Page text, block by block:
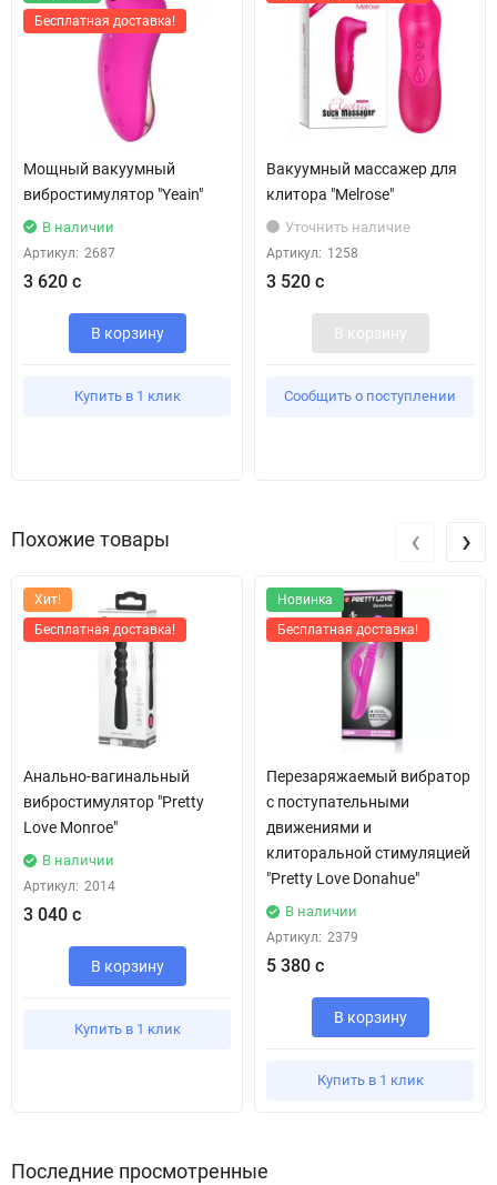
Бесплатная доставка!
Мощный вакуумный
вибростимулятор "Yeain"
В наличии
Артикул: 2687
3 620 с
В корзину
Купить в 1 клик
Вакуумный массажер для
клитора "Melrose"
Уточнить наличие
Артикул: 1258
3 520 с
В корзину
Сообщить о поступлении
Похожие товары
Хит!
Бесплатная доставка!
Анально-вагинальный
вибростимулятор "Pretty
Love Monroe"
В наличии
Артикул: 2014
3 040 с
В корзину
Купить в 1 клик
Новинка
Бесплатная доставка!
Перезаряжаемый вибратор
с поступательными
движениями и
клиторальной стимуляцией
"Pretty Love Donahue"
В наличии
Артикул: 2379
5 380 с
В корзину
Купить в 1 клик
‹ ›
Последние просмотренные